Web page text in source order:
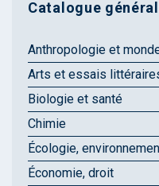
Catalogue général
Anthropologie et
Arts et essais
Biologie et santé
Chimie
Écologie,
Économie, droit